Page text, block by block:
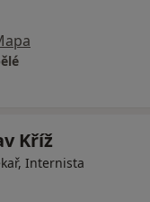
Kříž
Internista